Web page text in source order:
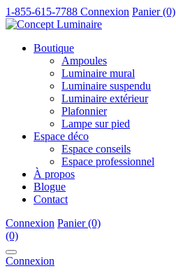
1-855-615-7788 Connexion Panier (0)
Boutique
Ampoules
Luminaire mural
Luminaire suspendu
Luminaire extérieur
Plafonnier
Lampe sur pied
Espace déco
Espace conseils
Espace professionnel
À propos
Blogue
Contact
Connexion Panier (0)
(0)
Connexion